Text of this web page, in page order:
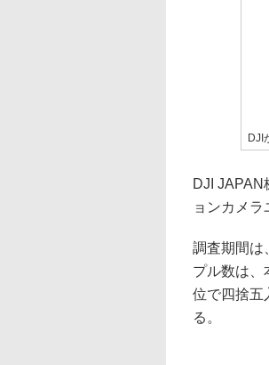
DJI
DJI
ョンカメラ
調査期間は
プル数は、
位で四捨五
る。